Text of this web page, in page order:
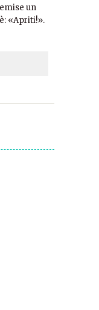
un
«Apriti!».